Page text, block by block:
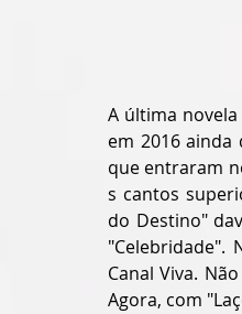
A última
em 2016
que entraram
s cantos
do Destino"
"Celebridade".
Canal Viva.
Agora, com